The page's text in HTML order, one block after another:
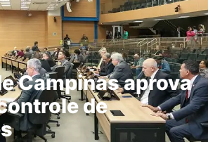
Campinas aprova
de